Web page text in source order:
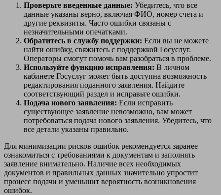
Проверьте введенные данные: Убедитесь, что все
данные указаны верно, включая ФИО, номер счета и
другие реквизиты. Часто ошибки связаны с
незначительными опечатками.
Обратитесь в службу поддержки: Если вы не можете
найти ошибку, свяжитесь с поддержкой Госуслуг.
Операторы смогут помочь вам разобраться в проблеме.
Используйте функцию исправления: В личном
кабинете Госуслуг может быть доступна возможность
редактирования поданного заявления. Найдите
соответствующий раздел и исправьте ошибки.
Подача нового заявления: Если исправить
существующее заявление невозможно, вам может
потребоваться подача нового заявления. Убедитесь, что
все детали указаны правильно.
Для минимизации рисков ошибок рекомендуется заранее
ознакомиться с требованиями к документам и заполнять
заявление внимательно. Наличие всех необходимых
документов и правильных данных значительно упростит
процесс подачи и уменьшит вероятность возникновения
ошибок.